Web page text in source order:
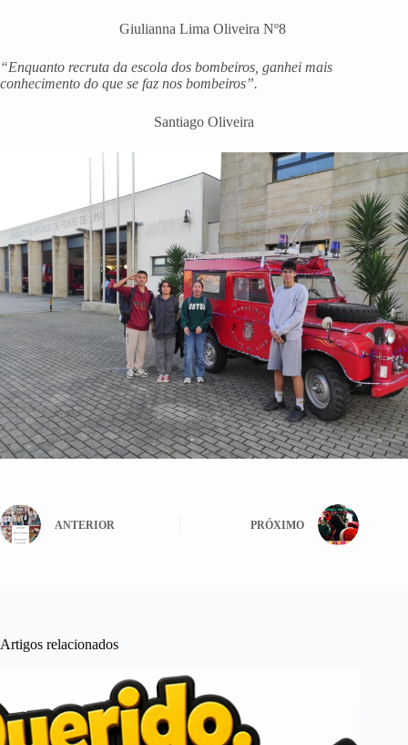
Giulianna Lima Oliveira Nº8
“Enquanto recruta da escola dos bombeiros, ganhei mais
conhecimento do que se faz nos bombeiros”.
Santiago Oliveira
ANTERIOR PRÓXIMO
Artigos relacionados